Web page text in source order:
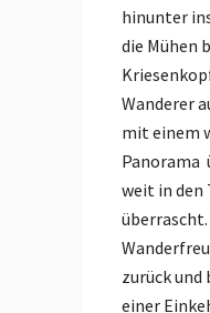
hinunter
die Mühen
Wanderer
mit einem
Panorama
weit in den
zurück
einer